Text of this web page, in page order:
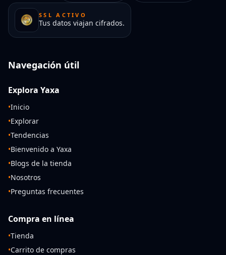
SSL ACTIVO
Tus datos viajan cifrados.
Navegación útil
Explora Yaxa
•Inicio
•Explorar
•Tendencias
•Bienvenido a Yaxa
•Blogs de la tienda
•Nosotros
•Preguntas frecuentes
Compra en línea
•Tienda
•Carrito de compras